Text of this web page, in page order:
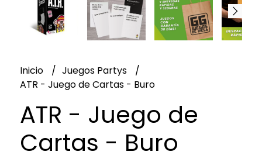
Inicio
Juegos Partys
ATR - Juego de Cartas - Buro
ATR - Juego de
Cartas - Buro